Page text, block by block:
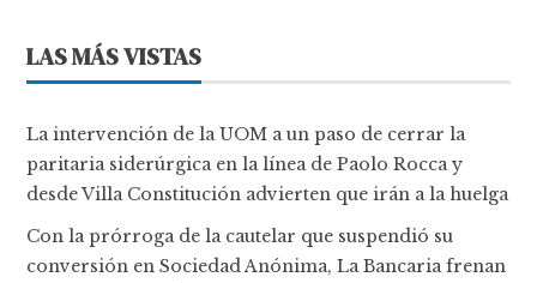
LAS MÁS VISTAS
La intervención de la UOM a un paso de cerrar la
paritaria siderúrgica en la línea de Paolo Rocca y
desde Villa Constitución advierten que irán a la huelga
Con la prórroga de la cautelar que suspendió su
conversión en Sociedad Anónima, La Bancaria frenan